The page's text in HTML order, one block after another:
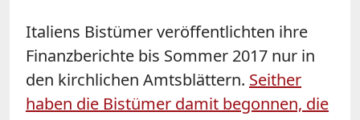
Italiens Bistümer veröffentlichten ihre
Finanzberichte bis Sommer 2017 nur in
den kirchlichen Amtsblättern. Seither
haben die Bistümer damit begonnen, die